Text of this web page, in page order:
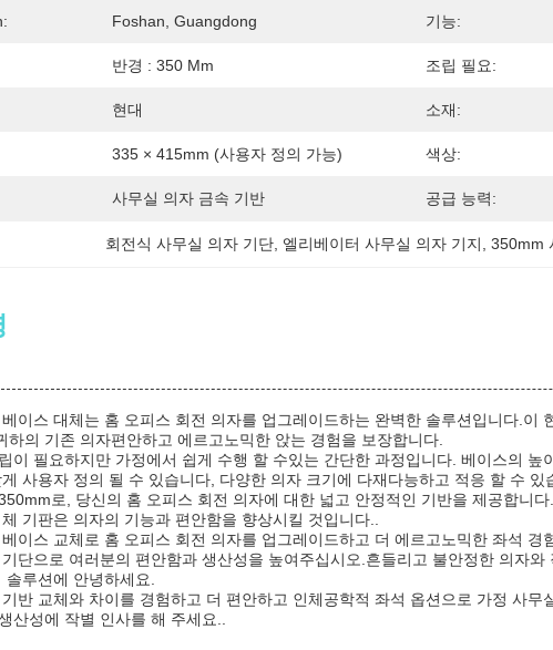
Foshan, Guangdong 기능:
반경 : 350 Mm 조립 필요:
현대 소재:
335 × 415mm (사용자 정의 가능) 색상:
사무실 의자 금속 기반 공급 능력:
회전식 사무실 의자 기단 엘리베이터 사무실 의자 기지 , 350mm
이스 대체는 홈 오피스 회전 의자를 업그레이드하는 완벽한 솔루션입니다.이
하의 기존 의자편안하고 에르고노믹한 앉는 경험을 보장합니다.
이 필요하지만 가정에서 쉽게 수행 할 수있는 간단한 과정입니다. 베이스의
사용자 정의 될 수 있습니다, 다양한 의자 크기에 다재다능하고 적응 할 수 있
로, 당신의 홈 오피스 회전 의자에 대한 넓고 안정적인 기반을 제공합니
기판은 의자의 기능과 편안함을 향상시킬 것입니다..
이스 교체로 홈 오피스 회전 의자를 업그레이드하고 더 에르고노믹한 좌석 경
단으로 여러분의 편안함과 생산성을 높여주십시오.흔들리고 불안정한 의자
루션에 안녕하세요.
반 교체와 차이를 경험하고 더 편안하고 인체공학적 좌석 옵션으로 가정 사
산성에 작별 인사를 해 주세요..